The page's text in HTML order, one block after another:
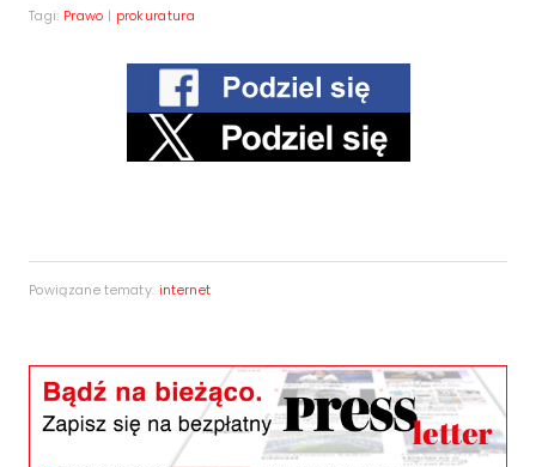
Tagi: Prawo | prokuratura
Powiązane tematy: internet